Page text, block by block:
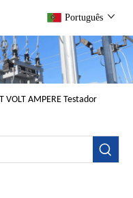
Português
VOLT AMPERE Testador